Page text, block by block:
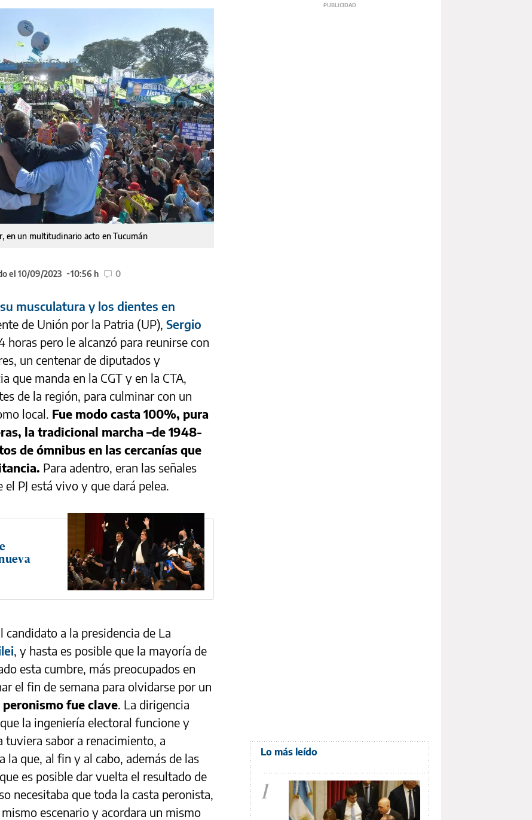
en un multitudinario acto en Tucumán
el 10/09/2023 10:56 h 0
musculatura y los dientes en
de Unión por la Patria (UP), Sergio
horas pero le alcanzó para reunirse con
un centenar de diputados y
que manda en la CGT y en la CTA,
de la región, para culminar con un
local. Fue modo casta 100%, pura
la tradicional marcha –de 1948-
de ómnibus en las cercanías que
Para adentro, eran las señales
PJ está vivo y que dará pelea.
candidato a la presidencia de La
, y hasta es posible que la mayoría de
esta cumbre, más preocupados en
el fin de semana para olvidarse por un
peronismo fue clave. La dirigencia
la ingeniería electoral funcione y
tuviera sabor a renacimiento, a
la que, al fin y al cabo, además de las
es posible dar vuelta el resultado de
necesitaba que toda la casta peronista,
escenario y acordara un mismo
Lo más leído
1